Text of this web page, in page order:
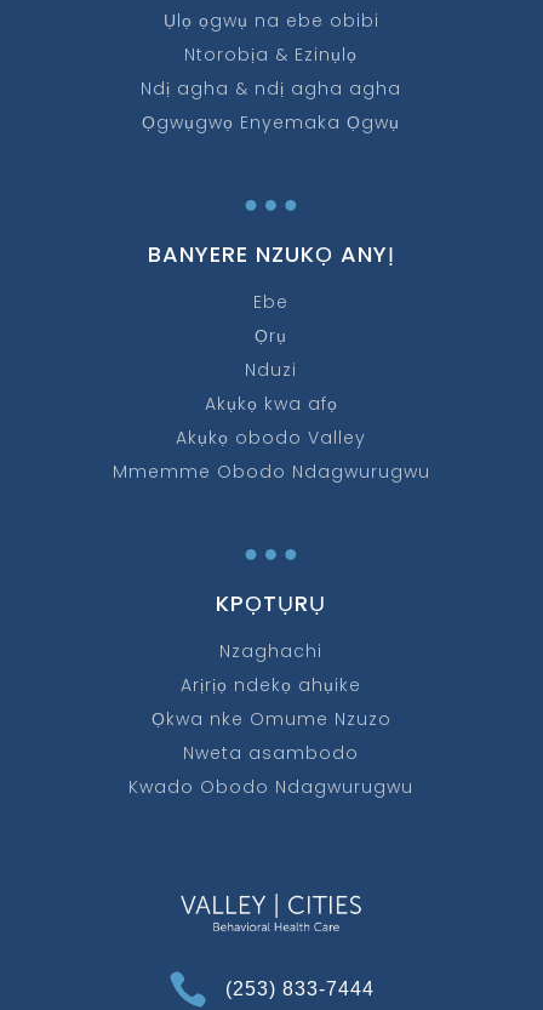
Ụlọ ọgwụ na ebe obibi
Ntorobịa & Ezinụlọ
Ndị agha & ndị agha agha
Ọgwụgwọ Enyemaka Ọgwụ
…
BANYERE NZUKỌ ANYỊ
Ebe
Ọrụ
Nduzi
Akụkọ kwa afọ
Akụkọ obodo Valley
Mmemme Obodo Ndagwurugwu
…
KPỌTỤRỤ
Nzaghachi
Arịrịọ ndekọ ahụike
Ọkwa nke Omume Nzuzo
Nweta asambodo
Kwado Obodo Ndagwurugwu
 (253) 833-7444